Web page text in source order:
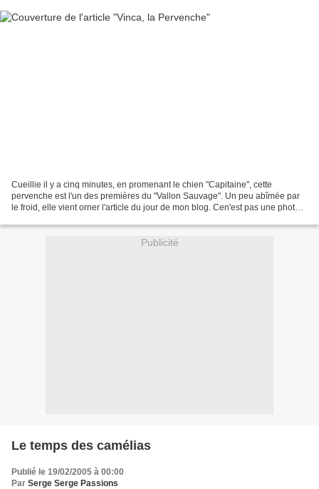
Cueillie il y a cinq minutes, en promenant le chien "Capitaine", cette
pervenche est l'un des premières du "Vallon Sauvage". Un peu abîmée par
le froid, elle vient orner l'article du jour de mon blog. Cen'est pas une photo !
Publicité
Le temps des camélias
Publié le 19/02/2005 à 00:00
Par Serge Serge Passions